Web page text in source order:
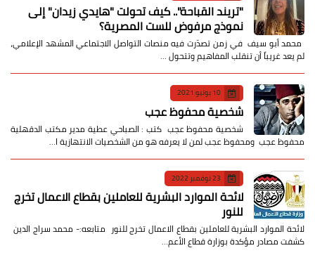
​"تريند القباحة".. كيف تحولت "هايدي زيدان" إلى
نموذج مرفوض للست المصرية؟
​ محمد أبو سيف ​في زمن تصدّرت فيه منصات التواصل الاجتماعي المشهد الإعلامي،
لم يعد غريباً أن تنقلب المفاهيم وتتحول …
10 يونيو 2021
شخصية محفوظ عجب
شخصية محفوظ عجب كتب : الصباحي عطية مدير مكتب الدقهلية
محفوظ عجب ومحفوظ عجب لمن لا يعرفه هو من الشخصيات الانتهازية ا…
23 نوفمبر 2022
لائحة الموارد البشرية للعاملين بقطاع الاعمال تخرج
للنور
لائحة الموارد البشرية للعاملين بقطاع الاعمال تخرج للنور متابعه:- محمد سراج الدين
كشفت مصادر مؤكدة بوزارة قطاع الأعم…